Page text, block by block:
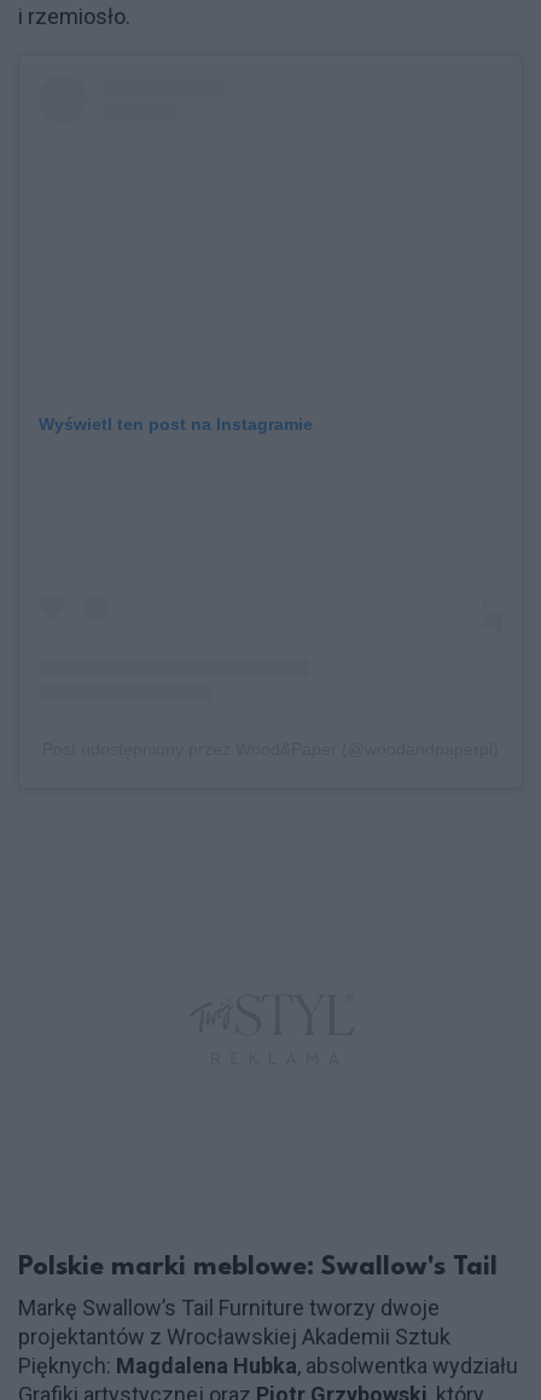
i rzemiosło.
Wyświetl ten post na Instagramie
Polskie marki meblowe: Swallow's Tail
Markę Swallow’s Tail Furniture tworzy dwoje
projektantów z Wrocławskiej Akademii Sztuk
Pięknych: Magdalena Hubka, absolwentka wydziału
Grafiki artystycznej oraz Piotr Grzybowski, który